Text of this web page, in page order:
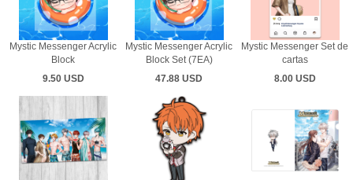
Mystic Messenger Acrylic
Block
9.50 USD
Mystic Messenger Acrylic
Block Set (7EA)
47.88 USD
Mystic Messenger Set de
cartas
8.00 USD